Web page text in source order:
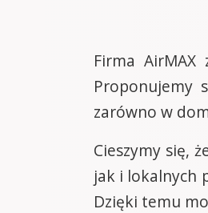
Firma
Proponujemy
zarówno w
Cieszymy się,
jak i lokalnych
Dzięki temu